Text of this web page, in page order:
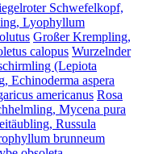
Schwefelkopf,
Lyophyllum
Großer Krempling,
calopus Wurzelnder
(Lepiota
Echinoderma aspera
americanus Rosa
Mycena pura
Russula
brunneum